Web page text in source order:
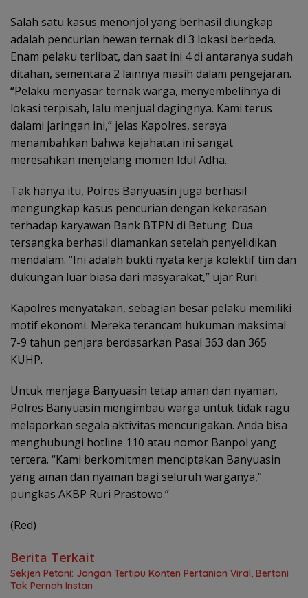
Salah satu kasus menonjol yang berhasil diungkap
adalah pencurian hewan ternak di 3 lokasi berbeda.
Enam pelaku terlibat, dan saat ini 4 di antaranya sudah
ditahan, sementara 2 lainnya masih dalam pengejaran.
“Pelaku menyasar ternak warga, menyembelihnya di
lokasi terpisah, lalu menjual dagingnya. Kami terus
dalami jaringan ini,” jelas Kapolres, seraya
menambahkan bahwa kejahatan ini sangat
meresahkan menjelang momen Idul Adha.
Tak hanya itu, Polres Banyuasin juga berhasil
mengungkap kasus pencurian dengan kekerasan
terhadap karyawan Bank BTPN di Betung. Dua
tersangka berhasil diamankan setelah penyelidikan
mendalam. “Ini adalah bukti nyata kerja kolektif tim dan
dukungan luar biasa dari masyarakat,” ujar Ruri.
Kapolres menyatakan, sebagian besar pelaku memiliki
motif ekonomi. Mereka terancam hukuman maksimal
7-9 tahun penjara berdasarkan Pasal 363 dan 365
KUHP.
Untuk menjaga Banyuasin tetap aman dan nyaman,
Polres Banyuasin mengimbau warga untuk tidak ragu
melaporkan segala aktivitas mencurigakan. Anda bisa
menghubungi hotline 110 atau nomor Banpol yang
tertera. “Kami berkomitmen menciptakan Banyuasin
yang aman dan nyaman bagi seluruh warganya,”
pungkas AKBP Ruri Prastowo.”
(Red)
Berita Terkait
Sekjen Petani: Jangan Tertipu Konten Pertanian Viral, Bertani
Tak Pernah Instan